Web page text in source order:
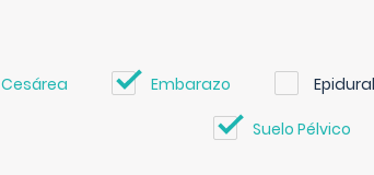
Cesárea Embarazo Epidural
Suelo Pélvico